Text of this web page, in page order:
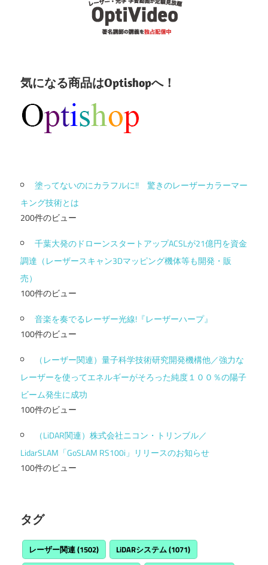
気になる商品はOptishopへ！
塗ってないのにカラフルに!! 驚きのレーザーカラーマー
キング技術とは
200件のビュー
千葉大発のドローンスタートアップACSLが21億円を資金
調達（レーザースキャン3Dマッピング機体等も開発・販
売）
100件のビュー
音楽を奏でるレーザー光線!『レーザーハープ』
100件のビュー
（レーザー関連）量子科学技術研究開発機構他／強力な
レーザーを使ってエネルギーがそろった純度１００％の陽子
ビーム発生に成功
100件のビュー
（LiDAR関連）株式会社ニコン・トリンブル／
LidarSLAM「GoSLAM RS100i」リリースのお知らせ
100件のビュー
タグ
レーザー関連(1502) LiDARシステム(1071)